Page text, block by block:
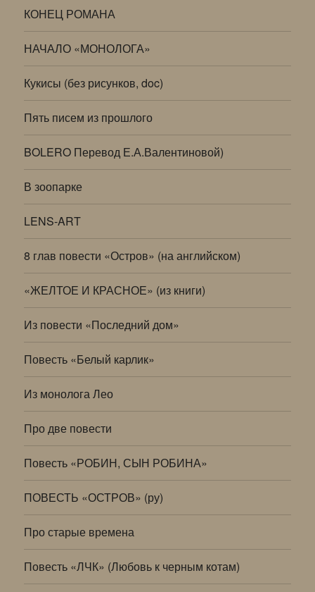
КОНЕЦ РОМАНА
НАЧАЛО «МОНОЛОГА»
Кукисы (без рисунков, doc)
Пять писем из прошлого
BOLERO Перевод Е.А.Валентиновой)
В зоопарке
LENS-ART
8 глав повести «Остров» (на английском)
«ЖЕЛТОЕ И КРАСНОЕ» (из книги)
Из повести «Последний дом»
Повесть «Белый карлик»
Из монолога Лео
Про две повести
Повесть «РОБИН, СЫН РОБИНА»
ПОВЕСТЬ «ОСТРОВ» (ру)
Про старые времена
Повесть «ЛЧК» (Любовь к черным котам)